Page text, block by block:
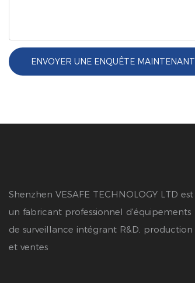
ENVOYER UNE ENQUÊTE MAINTENANT
Shenzhen VESAFE TECHNOLOGY LTD est
un fabricant professionnel d'équipements
de surveillance intégrant R&D, production
et ventes